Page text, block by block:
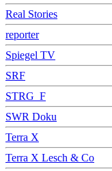
Real Stories
reporter
Spiegel TV
SRF
STRG_F
SWR Doku
Terra X
Terra X Lesch & Co